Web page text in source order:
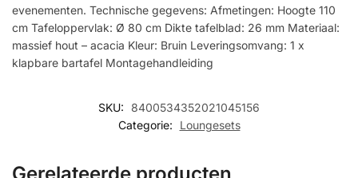
evenementen. Technische gegevens: Afmetingen: Hoogte 110
cm Tafeloppervlak: Ø 80 cm Dikte tafelblad: 26 mm Materiaal:
massief hout – acacia Kleur: Bruin Leveringsomvang: 1 x
klapbare bartafel Montagehandleiding
SKU:
8400534352021045156
Categorie:
Loungesets